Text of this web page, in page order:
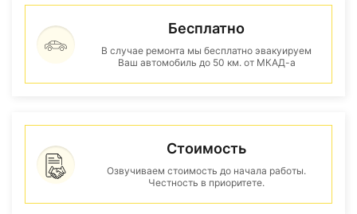
Бесплатно
В случае ремонта мы бесплатно эвакуируем
Ваш автомобиль до 50 км. от МКАД-а
Стоимость
Озвучиваем стоимость до начала работы.
Честность в приоритете.